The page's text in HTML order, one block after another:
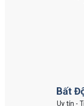
Bất
Uy tín -